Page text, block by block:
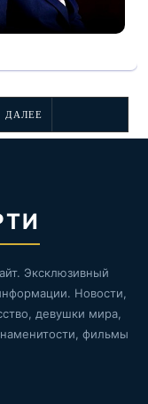
ДАЛЕЕ
Эксклюзивный
Новости,
девушки мира,
фильмы